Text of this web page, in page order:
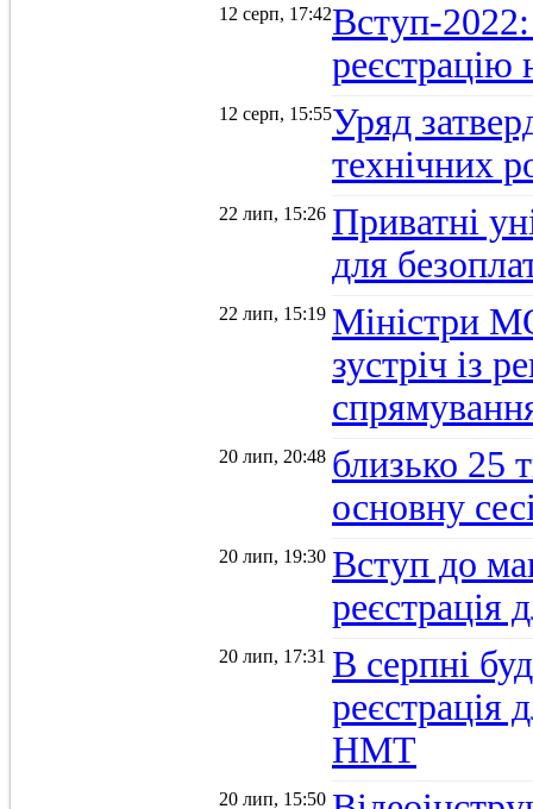
12 серп, 17:42Вступ-
12 серп, 15:55Уряд
технічних
22 лип, 15:26 Приватні
для
22 лип, 15:19 Міністри
зустріч із
20 лип, 20:48 близько 25
основну
20 лип, 19:30 Вступ до
20 лип, 17:31 В серпні
реєстрація
НМТ
20 лип, 15:50